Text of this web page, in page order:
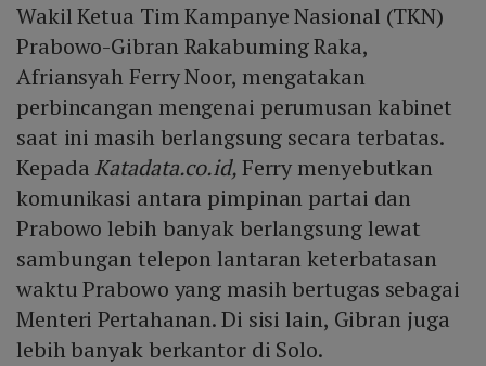
Wakil Ketua Tim Kampanye Nasional (TKN)
Prabowo-Gibran Rakabuming Raka,
Afriansyah Ferry Noor, mengatakan
perbincangan mengenai perumusan kabinet
saat ini masih berlangsung secara terbatas.
Kepada Katadata.co.id,Ferry menyebutkan
komunikasi antara pimpinan partai dan
Prabowo lebih banyak berlangsung lewat
sambungan telepon lantaran keterbatasan
waktu Prabowo yang masih bertugas sebagai
Menteri Pertahanan. Di sisi lain, Gibran juga
lebih banyak berkantor di Solo.